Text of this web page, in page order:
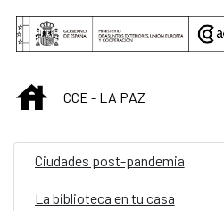
Saltar al contenido principal
INICIOCCE - LA PAZ
Ciudades post-pandemia
La biblioteca en tu casa